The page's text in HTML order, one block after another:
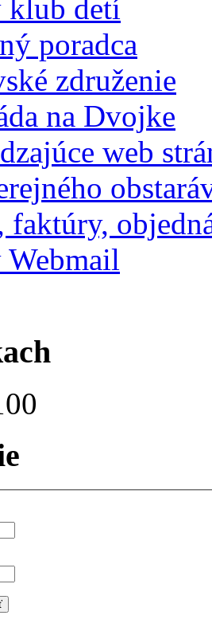
klub detí
poradca
združenie
na Dvojke
web
faktúry,